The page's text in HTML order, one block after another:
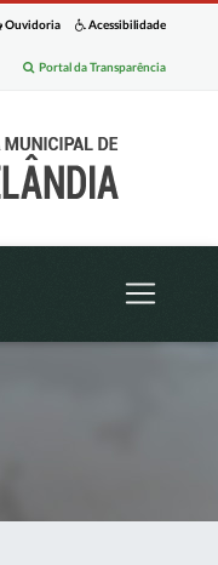
Acessibilidade
Ouvidoria
Portal da Transparência